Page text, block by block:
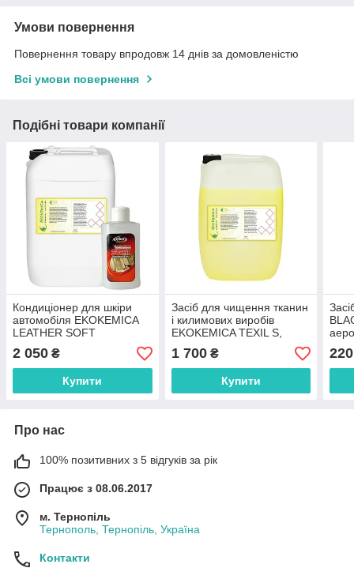
Умови повернення
Повернення товару впродовж 14 днів за домовленістю
Всі умови повернення
Подібні товари компанії
Кондиціонер для шкіри
автомобіля EKOKEMICA
LEATHER SOFT
2 050 ₴
Купити
Засіб для чищення тканин
і килимових виробів
EKOKEMICA TEXIL S,
Каністра - 10кг
1 700₴
Купити
220
Про нас
100% позитивних з 5 відгуків за рік
Працює з 08.06.2017
м. Тернопіль
Тернополь, Тернопіль, Україна
Контакти